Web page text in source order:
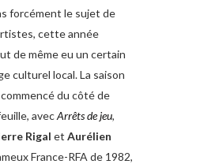
forcément le sujet de
cette année
de même eu un certain
culturel local. La saison
du côté de
avecArrêtsde jeu,
Rigal et Aurélien
France-RFA de 1982,